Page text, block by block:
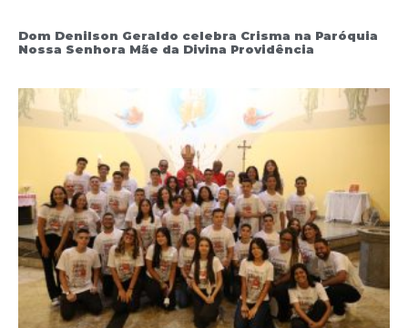
Dom Denilson Geraldo celebra Crisma na Paróquia
Nossa Senhora Mãe da Divina Providência